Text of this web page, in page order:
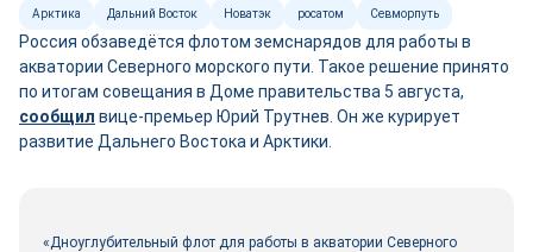
Арктика Дальний Восток Новатэк росатом Севморпуть
Россия обзаведётся флотом земснарядов для работы в
акватории Северного морского пути. Такое решение принято
по итогам совещания в Доме правительства 5 августа,
сообщил вице-премьер Юрий Трутнев. Он же курирует
развитие Дальнего Востока и Арктики.
«Дноуглубительный флот для работы в акватории Северного